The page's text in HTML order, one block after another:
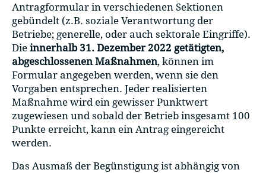
Antragformular in verschiedenen Sektionen
gebündelt (z.B. soziale Verantwortung der
Betriebe; generelle, oder auch sektorale Eingriffe).
Die innerhalb 31. Dezember 2022 getätigten,
abgeschlossenen Maßnahmen, können im
Formular angegeben werden, wenn sie den
Vorgaben entsprechen. Jeder realisierten
Maßnahme wird ein gewisser Punktwert
zugewiesen und sobald der Betrieb insgesamt 100
Punkte erreicht, kann ein Antrag eingereicht
werden.
Das Ausmaß der Begünstigung ist abhängig von